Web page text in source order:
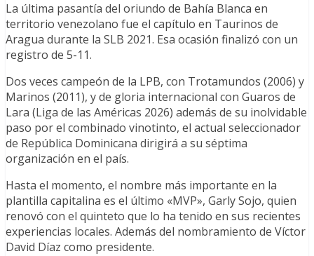
La última pasantía del oriundo de Bahía Blanca en
territorio venezolano fue el capítulo en Taurinos de
Aragua durante la SLB 2021. Esa ocasión finalizó con un
registro de 5-11.
Dos veces campeón de la LPB, con Trotamundos (2006) y
Marinos (2011), y de gloria internacional con Guaros de
Lara (Liga de las Américas 2026) además de su inolvidable
paso por el combinado vinotinto, el actual seleccionador
de República Dominicana dirigirá a su séptima
organización en el país.
Hasta el momento, el nombre más importante en la
plantilla capitalina es el último «MVP», Garly Sojo, quien
renovó con el quinteto que lo ha tenido en sus recientes
experiencias locales. Además del nombramiento de Víctor
David Díaz como presidente.